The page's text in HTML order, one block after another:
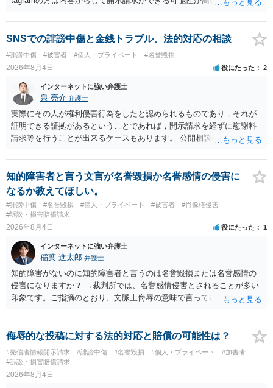
いでしょう。７月中にアカウントが削除されている場合、今から進め
ても失敗する可能性が高いように思われます。 相手を特定できた場
合、相手に全ての弁護士費用を負担させることは可能でしょうか？ →
訴訟外の交渉で相手方が認めれば負担させることができるでしょう。
訴訟で判決となった場合は、実際の弁護士費用が認められる場合と認
められない場合があり何ともいえないところでしょう。
SNSでの誹謗中傷と金銭トラブル、法的対応の相談
#誹謗中傷 #被害者 #個人・プライベート #名誉毀損
2026年8月4日 役にたった 2
インターネットに強い弁護士
泉 亮介 弁護士
実際にその人が権利侵害行為をしたと認められるものであり，それが
証明できる証拠があるということであれば，開示請求を経ずに慰謝料
請求等を行うことが出来るケースもあります。 公開相談の場では回答
に個別に相談されると良いでしょう。
知的障害者と言う文言が名誉毀損か名誉感情の侵害に
なるか教えてほしい。
#誹謗中傷 #名誉毀損 #個人・プライベート #被害者
#肖像権侵害
#訴訟・損害賠償請求
2026年8月4日 役にたった 1
インターネットに強い弁護士
稲葉 進太郎 弁護士
知的障害がないのに知的障害者と言うのは名誉毀損または名誉感情の
侵害になりますか？ →裁判所では、名誉感情侵害とされることが多い
印象です。ご指摘のとおり、文脈上侮辱の意味で言っている点も加味
侮辱的な投稿に対する法的対応と賠償の可能性は？
#発信者情報開示請求 #誹謗中傷 #名誉毀損 #個人・プライベート
#加害者
#訴訟・損害賠償請求
2026年8月4日